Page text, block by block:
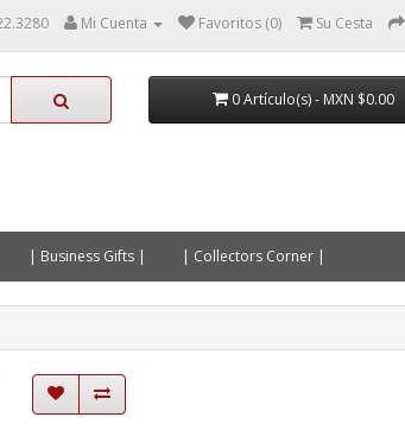
Mi Cuenta Favoritos (0) Su Cesta
0 Artículo(s) - MXN $0.00
| Business Gifts | | Collectors Corner |